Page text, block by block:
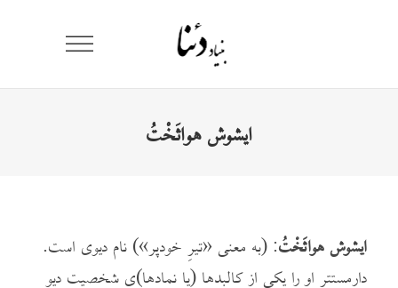
ایشوش هواثَخْتُ
ایشوش هواثَخْتُ: (به معنی «تیرِ خودپر») نام دیوی است.
دارمستتر او را یکی از کالبدها (یا نمادها)ی شخصیت دیو